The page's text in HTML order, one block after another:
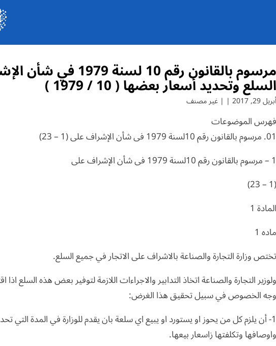
مرسوم بالقانون رقم 10
السلع وتحديد أسعار بعضها ( 10 / 1979 )
أبريل 29, 2017 | | غير مصنف
فهرس الموضوعات
01. مرسوم بالقانون رقم 10لسنة 1979 فى شأن الإشراف على (1 – 23)
1 – مرسوم بالقانون رقم 10لسنة 1979 فى شأن الإشراف على
(1 – 23)
المادة 1
ماده 1
تختص وزارة التجارة والصناعة بالاشراف على الاتجار في جميع السلع.
ولوزير التجارة والصناعة اتخاذ التدابير والاجراءات اللازمة لتوفير بعض هذه
وجه الخصوص في سبيل تحقيق هذا الغرض:
1- أن يلزم كل من يحوز او يستورد او يبيع اي سلعة بان يقدم للوزارة في المدة التي
واوصافها وتكلفتها زاسعار بيعها.